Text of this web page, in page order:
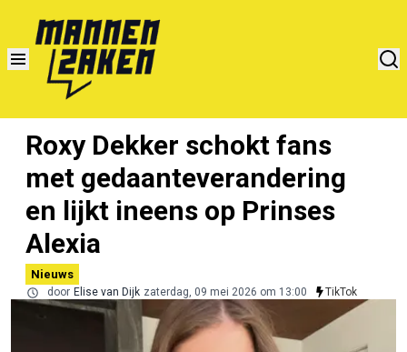
Roxy Dekker schokt fans
met gedaanteverandering
en lijkt ineens op Prinses
Alexia
Nieuws
door Elise van Dijk zaterdag, 09 mei 2026 om 13:00 TikTok